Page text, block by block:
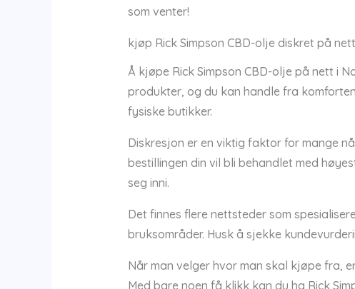
som venter!
kjøp Rick Simpson CBD-olje diskret på
Å kjøpe Rick Simpson CBD-olje på nett i
produkter, og du kan handle fra
fysiske butikker.
Diskresjon er en viktig faktor for mange
bestillingen din vil bli behandlet med
seg inni.
Det finnes flere nettsteder som
bruksområder. Husk å sjekke
Når man velger hvor man skal kjøpe fra,
Med bare noen få klikk kan du ha Rick